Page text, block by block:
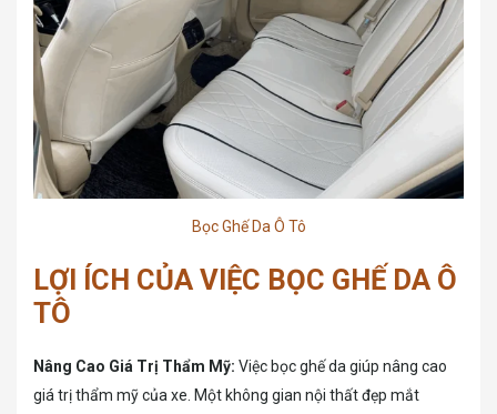
Bọc Ghế Da Ô Tô
LỢI ÍCH CỦA VIỆC BỌC GHẾ DA Ô
TÔ
Nâng Cao Giá Trị Thẩm Mỹ: Việc bọc ghế da giúp nâng cao
giá trị thẩm mỹ của xe. Một không gian nội thất đẹp mắt